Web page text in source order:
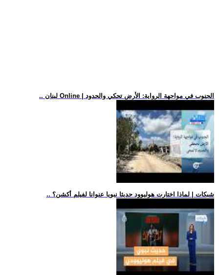
.. لبنان Online | الجنوب في مواجهة الرواية: الأرض تحكي والحدود
.. شبكات | لماذا اختارت هوليوود حديثا نبويا عنوانا لفيلم أكشن؟